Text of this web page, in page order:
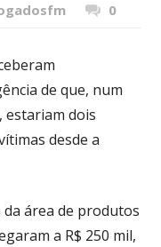
0
de que, num
estariam dois
desde a
área de produtos
a R$ 250 mil,